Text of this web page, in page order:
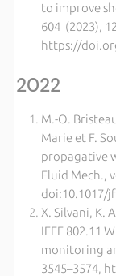
to improve
604 (2023),
https://
2022
M.-O.
Marie et F.
propagative
Fluid Mech.,
doi:10.1017/
X. Silvani, K.
IEEE 802.11
monitoring
3545–3574,